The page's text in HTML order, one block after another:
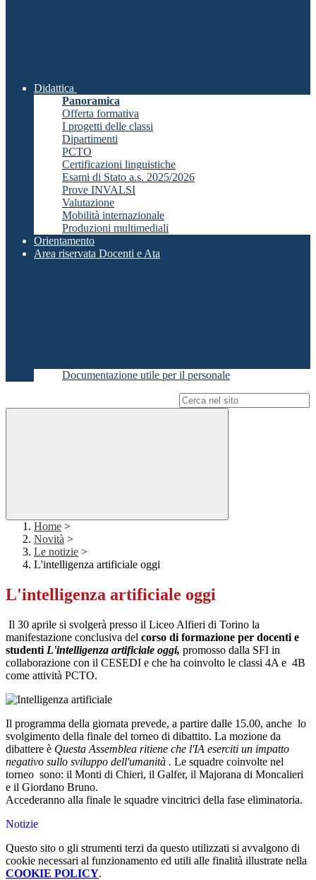
Didattica
Panoramica
Offerta formativa
I progetti delle classi
Dipartimenti
PCTO
Certificazioni linguistiche
Esami di Stato a.s. 2025/2026
Prove INVALSI
Valutazione
Mobilità internazionale
Produzioni multimediali
Orientamento
Area riservata Docenti e Ata
Documentazione utile per il personale
Home >
Novità >
Le notizie >
L'intelligenza artificiale oggi
L'intelligenza artificiale oggi
Il 30 aprile si svolgerà presso il Liceo Alfieri di Torino la
manifestazione conclusiva del corso di formazione per docenti e
studenti L'intelligenza artificiale oggi, promosso dalla SFI in
collaborazione con il CESEDI e che ha coinvolto le classi 4A e 4B
come attività PCTO.
Il programma della giornata prevede, a partire dalle 15.00, anche lo
svolgimento della finale del torneo di dibattito. La mozione da
dibattere è Questa Assemblea ritiene che l'IA eserciti un impatto
negativo sullo sviluppo dell'umanità . Le squadre coinvolte nel
torneo sono: il Monti di Chieri, il Galfer, il Majorana di Moncalieri
e il Giordano Bruno.
Accederanno alla finale le squadre vincitrici della fase eliminatoria.
Notizie
Questo sito o gli strumenti terzi da questo utilizzati si avvalgono di
cookie necessari al funzionamento ed utili alle finalità illustrate nella
COOKIE POLICY.